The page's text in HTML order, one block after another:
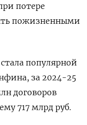
потере
пожизненными
популярной
за 2024-25
договоров
717 млрд руб.